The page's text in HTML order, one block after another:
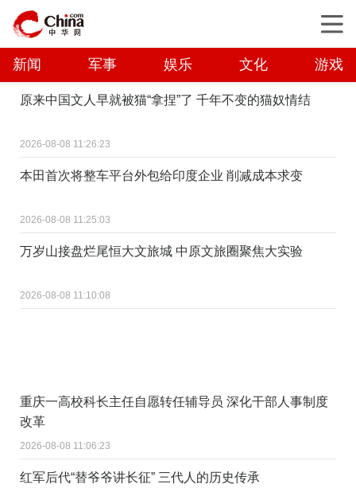
新闻 军事 娱乐 文化 游戏
原来中国文人早就被猫“拿捏”了 千年不变的猫奴情结
2026-08-08 11:26:23
本田首次将整车平台外包给印度企业 削减成本求变
2026-08-08 11:25:03
万岁山接盘烂尾恒大文旅城 中原文旅圈聚焦大实验
2026-08-08 11:10:08
重庆一高校科长主任自愿转任辅导员 深化干部人事制度
改革
2026-08-08 11:06:23
红军后代“替爷爷讲长征” 三代人的历史传承